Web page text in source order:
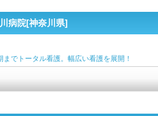
病院[神奈川県]
までトータル看護。幅広い看護を展開！